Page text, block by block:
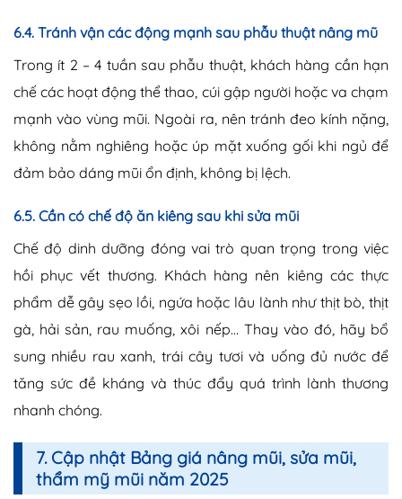
6.4. Tránh vận các động mạnh sau phẫu thuật nâng mũ
Trong ít 2 – 4 tuần sau phẫu thuật, khách hàng cần hạn
chế các hoạt động thể thao, cúi gập người hoặc va chạm
mạnh vào vùng mũi. Ngoài ra, nên tránh đeo kính nặng,
không nằm nghiêng hoặc úp mặt xuống gối khi ngủ để
đảm bảo dáng mũi ổn định, không bị lệch.
6.5. Cần có chế độ ăn kiêng sau khi sửa mũi
Chế độ dinh dưỡng đóng vai trò quan trọng trong việc
hồi phục vết thương. Khách hàng nên kiêng các thực
phẩm dễ gây sẹo lồi, ngứa hoặc lâu lành như thịt bò, thịt
gà, hải sản, rau muống, xôi nếp… Thay vào đó, hãy bổ
sung nhiều rau xanh, trái cây tươi và uống đủ nước để
tăng sức đề kháng và thúc đẩy quá trình lành thương
nhanh chóng.
7. Cập nhật Bảng giá nâng mũi, sửa mũi,
thẩm mỹ mũi năm 2025